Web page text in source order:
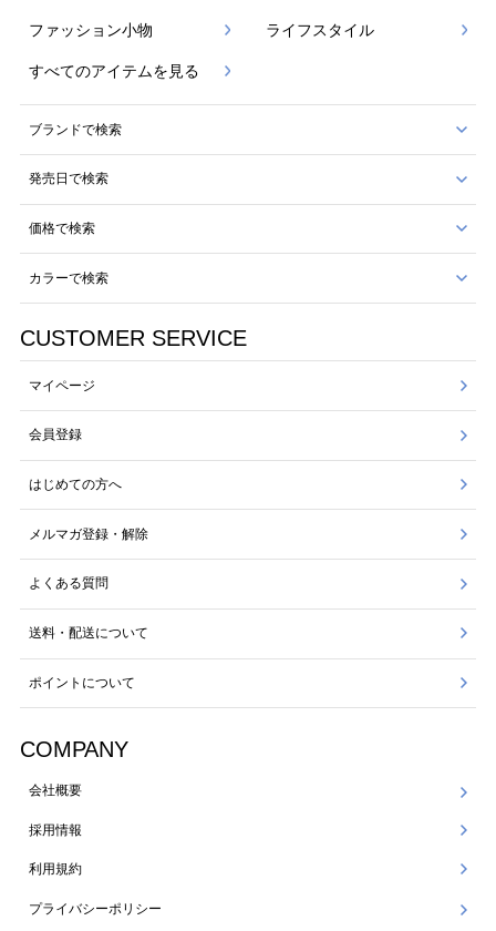
ファッション小物 ライフスタイル
すべてのアイテムを見る
ブランドで検索
発売日で検索
価格で検索
カラーで検索
CUSTOMER SERVICE
マイページ
会員登録
はじめての方へ
メルマガ登録・解除
よくある質問
送料・配送について
ポイントについて
COMPANY
会社概要
採用情報
利用規約
プライバシーポリシー